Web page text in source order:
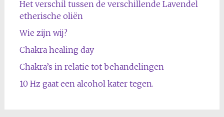
Het verschil tussen de verschillende Lavendel
etherische oliën
Wie zijn wij?
Chakra healing day
Chakra’s in relatie tot behandelingen
10 Hz gaat een alcohol kater tegen.